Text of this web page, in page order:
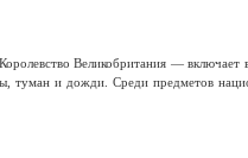
Великобритания —
и дожди. Среди предметов